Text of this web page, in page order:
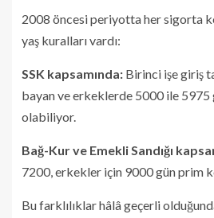
2008 öncesi periyotta her sigorta
yaş kuralları vardı:
SSK kapsamında: Birinci işe giriş
bayan ve erkeklerde 5000 ile 5975
olabiliyor.
Bağ-Kur ve Emekli Sandığı
7200, erkekler için 9000 gün prim
Bu farklılıklar hâlâ geçerli